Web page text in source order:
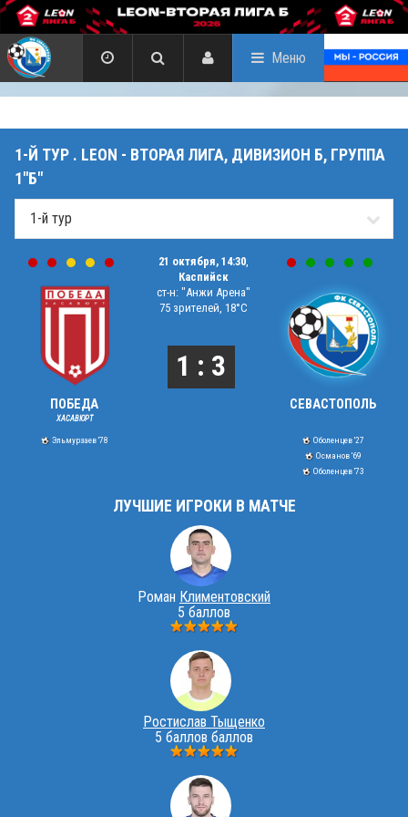
Меню
1-Й ТУР . LEON - ВТОРАЯ ЛИГА, ДИВИЗИОН Б, ГРУППА
1"Б"
ПОБЕДА
ХАСАВЮРТ
Эльмурзаев '78
21 октября, 14:30
Каспийск
ст-н: "Анжи Арена"
75 зрителей, 18°C
1 : 3
СЕВАСТОПОЛЬ
Оболенцев '27
Османов '69
Оболенцев '73
ЛУЧШИЕ ИГРОКИ В МАТЧЕ
Роман Климентовский
5 баллов
Ростислав Тыщенко
5 баллов баллов